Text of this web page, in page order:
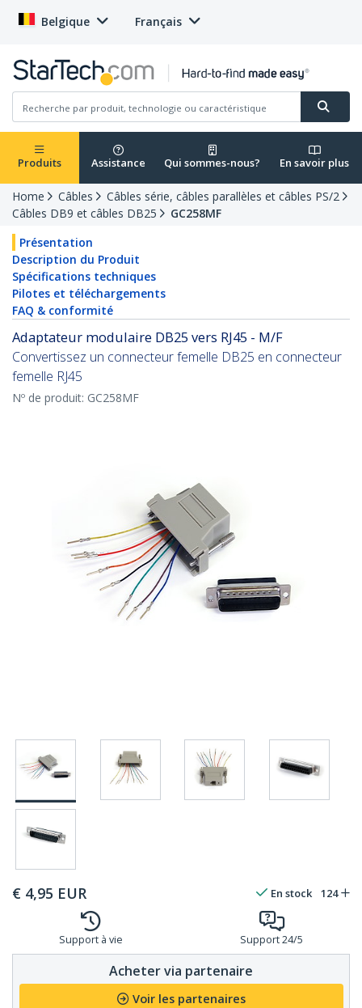
Belgique Français
Produits Assistance Qui sommes-nous? En savoir plus
Home Câbles
Câbles série, câbles parallèles et câbles PS/2
Câbles DB9 et câbles DB25
GC258MF
Présentation
Description du Produit
Spécifications techniques
Pilotes et téléchargements
FAQ & conformité
Adaptateur modulaire DB25 vers RJ45 - M/F
Convertissez un connecteur femelle DB25 en connecteur
femelle RJ45
Nº de produit: GC258MF
€ 4,95 EUR En stock 124
Support à vie Support 24/5
Acheter via partenaire
Voir les partenaires